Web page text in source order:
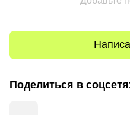
Поделиться в